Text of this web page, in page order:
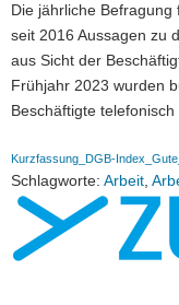
Die jährliche
seit 2016 Aussagen zu
aus Sicht der
Frühjahr 2023 wurden
Beschäftigte telefonisch
Kurzfassung_DGB-
Schlagworte: Arbeit